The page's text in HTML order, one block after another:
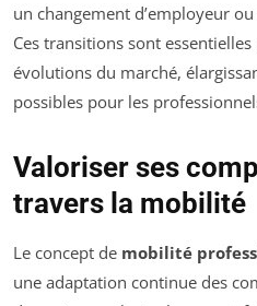
un changement d’employeur
Ces transitions sont
évolutions du marché,
possibles pour les
Valoriser ses
travers la mobilité
Le concept de mobilité
une adaptation continue des